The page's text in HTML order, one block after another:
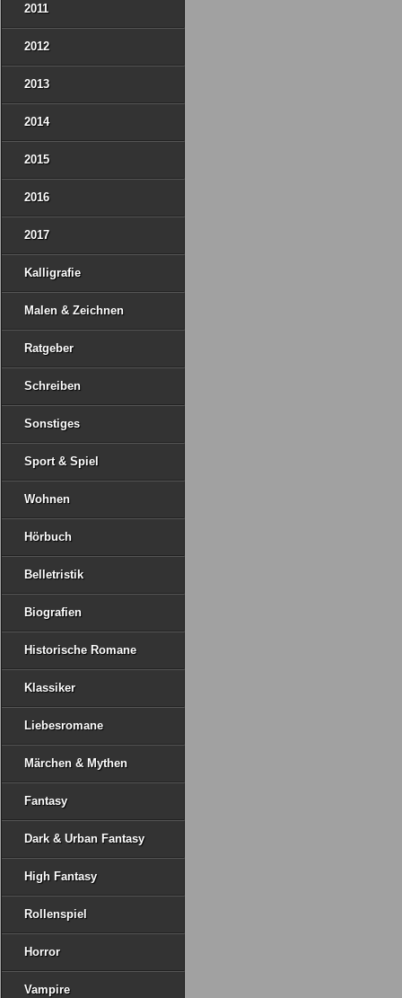
2011
2012
2013
2014
2015
2016
2017
Kalligrafie
Malen & Zeichnen
Ratgeber
Schreiben
Sonstiges
Sport & Spiel
Wohnen
Hörbuch
Belletristik
Biografien
Historische Romane
Klassiker
Liebesromane
Märchen & Mythen
Fantasy
Dark & Urban Fantasy
High Fantasy
Rollenspiel
Horror
Vampire